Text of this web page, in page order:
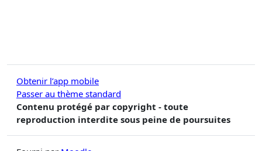
Obtenir l’app mobile
Passer au thème standard
Contenu protégé par copyright - toute
reproduction interdite sous peine de poursuites